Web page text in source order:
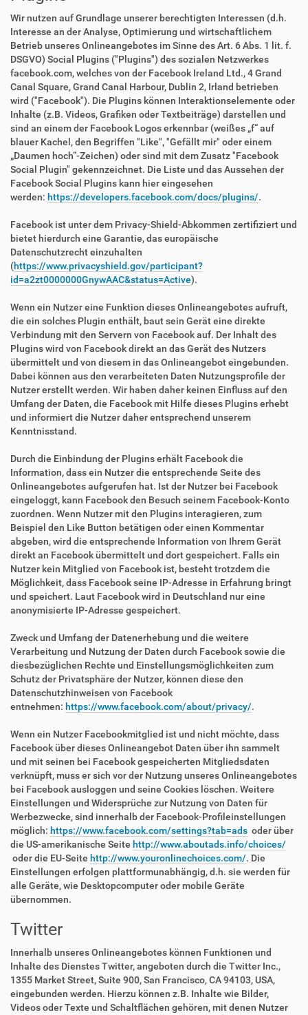
Wir nutzen auf Grundlage unserer berechtigten Interessen (d.h.
Interesse an der Analyse, Optimierung und wirtschaftlichem
Betrieb unseres Onlineangebotes im Sinne des Art. 6 Abs. 1 lit. f.
DSGVO) Social Plugins ("Plugins") des sozialen Netzwerkes
facebook.com, welches von der Facebook Ireland Ltd., 4 Grand
Canal Square, Grand Canal Harbour, Dublin 2, Irland betrieben
wird ("Facebook"). Die Plugins können Interaktionselemente oder
Inhalte (z.B. Videos, Grafiken oder Textbeiträge) darstellen und
sind an einem der Facebook Logos erkennbar (weißes „f“ auf
blauer Kachel, den Begriffen "Like", "Gefällt mir" oder einem
„Daumen hoch“-Zeichen) oder sind mit dem Zusatz "Facebook
Social Plugin" gekennzeichnet. Die Liste und das Aussehen der
Facebook Social Plugins kann hier eingesehen
werden: https://developers.facebook.com/docs/plugins/.
Facebook ist unter dem Privacy-Shield-Abkommen zertifiziert und
bietet hierdurch eine Garantie, das europäische
Datenschutzrecht einzuhalten
(https://www.privacyshield.gov/participant?
id=a2zt0000000GnywAAC&status=Active).
Wenn ein Nutzer eine Funktion dieses Onlineangebotes aufruft,
die ein solches Plugin enthält, baut sein Gerät eine direkte
Verbindung mit den Servern von Facebook auf. Der Inhalt des
Plugins wird von Facebook direkt an das Gerät des Nutzers
übermittelt und von diesem in das Onlineangebot eingebunden.
Dabei können aus den verarbeiteten Daten Nutzungsprofile der
Nutzer erstellt werden. Wir haben daher keinen Einfluss auf den
Umfang der Daten, die Facebook mit Hilfe dieses Plugins erhebt
und informiert die Nutzer daher entsprechend unserem
Kenntnisstand.
Durch die Einbindung der Plugins erhält Facebook die
Information, dass ein Nutzer die entsprechende Seite des
Onlineangebotes aufgerufen hat. Ist der Nutzer bei Facebook
eingeloggt, kann Facebook den Besuch seinem Facebook-Konto
zuordnen. Wenn Nutzer mit den Plugins interagieren, zum
Beispiel den Like Button betätigen oder einen Kommentar
abgeben, wird die entsprechende Information von Ihrem Gerät
direkt an Facebook übermittelt und dort gespeichert. Falls ein
Nutzer kein Mitglied von Facebook ist, besteht trotzdem die
Möglichkeit, dass Facebook seine IP-Adresse in Erfahrung bringt
und speichert. Laut Facebook wird in Deutschland nur eine
anonymisierte IP-Adresse gespeichert.
Zweck und Umfang der Datenerhebung und die weitere
Verarbeitung und Nutzung der Daten durch Facebook sowie die
diesbezüglichen Rechte und Einstellungsmöglichkeiten zum
Schutz der Privatsphäre der Nutzer, können diese den
Datenschutzhinweisen von Facebook
entnehmen: https://www.facebook.com/about/privacy/.
Wenn ein Nutzer Facebookmitglied ist und nicht möchte, dass
Facebook über dieses Onlineangebot Daten über ihn sammelt
und mit seinen bei Facebook gespeicherten Mitgliedsdaten
verknüpft, muss er sich vor der Nutzung unseres Onlineangebotes
bei Facebook ausloggen und seine Cookies löschen. Weitere
Einstellungen und Widersprüche zur Nutzung von Daten für
Werbezwecke, sind innerhalb der Facebook-Profileinstellungen
möglich: https://www.facebook.com/settings?tab=ads oder über
die US-amerikanische Seite http://www.aboutads.info/choices/
oder die EU-Seite http://www.youronlinechoices.com/. Die
Einstellungen erfolgen plattformunabhängig, d.h. sie werden für
alle Geräte, wie Desktopcomputer oder mobile Geräte
übernommen.
Twitter
Innerhalb unseres Onlineangebotes können Funktionen und
Inhalte des Dienstes Twitter, angeboten durch die Twitter Inc.,
1355 Market Street, Suite 900, San Francisco, CA 94103, USA,
eingebunden werden. Hierzu können z.B. Inhalte wie Bilder,
Videos oder Texte und Schaltflächen gehören, mit denen Nutzer